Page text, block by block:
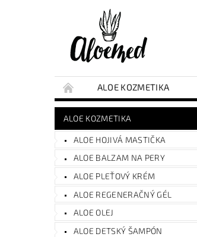
ALOE KOZMETIKA
ALOE KOZMETIKA
ALOE HOJIVÁ MASTIČKA
ALOE BALZAM NA PERY
ALOE PLEŤOVÝ KRÉM
ALOE REGENERAČNÝ GÉL
ALOE OLEJ
ALOE DETSKÝ ŠAMPÓN